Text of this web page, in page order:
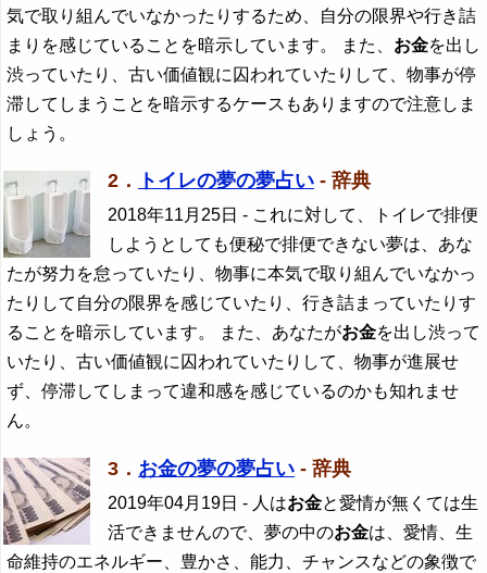
気で取り組んでいなかったりするため、自分の限界や行き詰
まりを感じていることを暗示しています。 また、 お金を出し
渋っていたり、古い価値観に囚われていたりして、物事が停
滞してしまうことを暗示するケースもありますので注意しま
しょう。
2． トイレの夢の夢占い - 辞典
2018年11月25日 - これに対して、トイレで排便
しようとしても便秘で排便できない夢は、あな
たが努力を怠っていたり、物事に本気で取り組んでいなかっ
たりして自分の限界を感じていたり、行き詰まっていたりす
ることを暗示しています。 また、あなたがお金を出し渋って
いたり、古い価値観に囚われていたりして、物事が進展せ
ず、停滞してしまって違和感を感じているのかも知れませ
ん。
3． お金の夢の夢占い - 辞典
2019年04月19日 - 人はお金と愛情が無くては生
活できませんので、夢の中のお金は、愛情、生
命維持のエネルギー、豊かさ、能力、チャンスなどの象徴で